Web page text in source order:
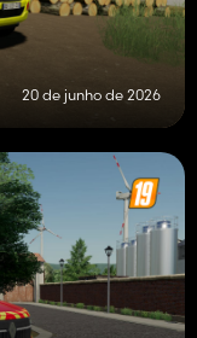
20 de junho de 2026